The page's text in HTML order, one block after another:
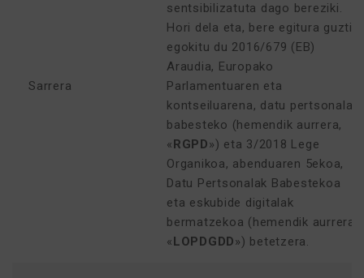
Sarrera
sentsibilizatuta dago bereziki.
Hori dela eta, bere egitura guztia
egokitu du 2016/679 (EB)
Araudia, Europako
Parlamentuaren eta
kontseiluarena, datu pertsonalak
babesteko (hemendik aurrera,
«RGPD») eta 3/2018 Lege
Organikoa, abenduaren 5ekoa,
Datu Pertsonalak Babestekoa
eta eskubide digitalak
bermatzekoa (hemendik aurrera,
«LOPDGDD») betetzera.